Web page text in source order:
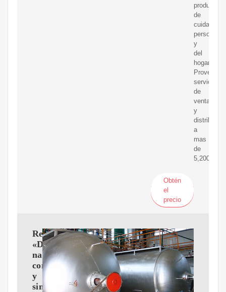
productos
de
cuidado
personal
y
del
hogar.
servicio
de
venta
y
a
mas
de
5,200
Obtén
el
precio
Receta:
«Desodorante
natural
con
y
sin